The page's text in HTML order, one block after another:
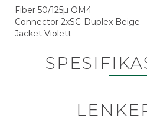
Fiber 50/125µ OM4
Connector 2xSC-Duplex Beige
Jacket Violett